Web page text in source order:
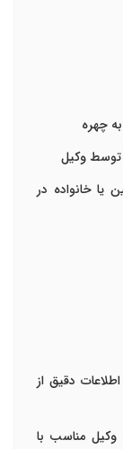
چهره
توسط وکیل
یا خانواده در
دقیق از
مناسب با